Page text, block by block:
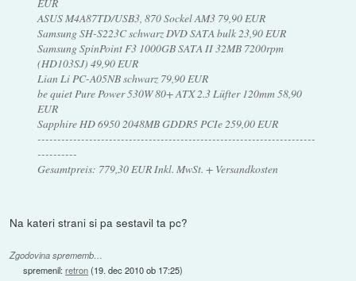
ASUS M4A87TD/USB3, 870 Sockel AM3 79,90 EUR
Samsung SH-S223C schwarz DVD SATA bulk 23,90 EUR
Samsung SpinPoint F3 1000GB SATA II 32MB 7200rpm
(HD103SJ) 49,90 EUR
Lian Li PC-A05NB schwarz 79,90 EUR
be quiet Pure Power 530W 80+ ATX 2.3 Lüfter 120mm 58,90
EUR
Sapphire HD 6950 2048MB GDDR5 PCIe 259,00 EUR
----------------------------------------------------------------------
----------
Gesamtpreis: 779,30 EUR Inkl. MwSt. + Versandkosten
Na kateri strani si pa sestavil ta pc?
Zgodovina sprememb…
spremenil:retron(19. dec 2010 ob 17:25)